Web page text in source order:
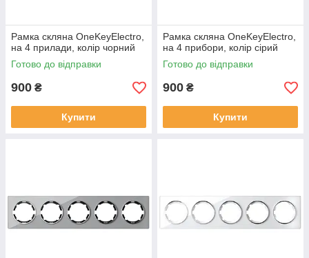
Рамка скляна OneKeyElectro,
на 4 прилади, колір чорний
Готово до відправки
900 ₴
Купити
Рамка скляна OneKeyElectro,
на 4 прибори, колір сірий
Готово до відправки
900 ₴
Купити